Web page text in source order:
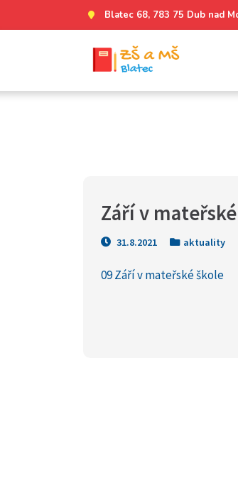
Blatec 68, 783 75 Dub nad
Září v
31.8.2021 aktuality
09 Září v mateřské škole